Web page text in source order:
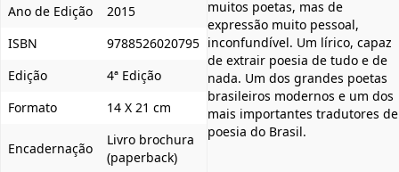
Ano de Edição
2015
ISBN
9788526020795
Edição
4ª Edição
Formato
14 X 21 cm
Encadernação
Livro brochura
(paperback)
muitos poetas, mas de
expressão muito pessoal,
inconfundível. Um lírico, capaz
de extrair poesia de tudo e de
nada. Um dos grandes poetas
brasileiros modernos e um dos
mais importantes tradutores de
poesia do Brasil.